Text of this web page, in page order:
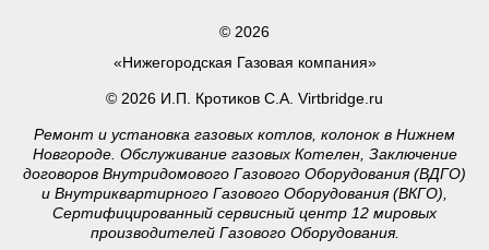
© 2026
«Нижегородская Газовая компания»
© 2026 И.П. Кротиков С.А. Virtbridge.ru
Ремонт и установка газовых котлов, колонок в Нижнем
Новгороде. Обслуживание газовых Котелен, Заключение
договоров Внутридомового Газового Оборудования (ВДГО)
и Внутриквартирного Газового Оборудования (ВКГО),
Сертифицированный сервисный центр 12 мировых
производителей Газового Оборудования.